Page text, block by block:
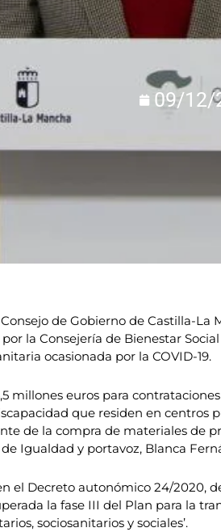
09/12/
Consejo de Gobierno de Castilla-
la Consejería de Bienestar
ocasionada por la COVID-19.
millones euros para
que residen en
de la compra de materiales de
Igualdad y portavoz, Blanca
el Decreto autonómico 24/2020,
la fase III del Plan para la
sociosanitarios y sociales’.